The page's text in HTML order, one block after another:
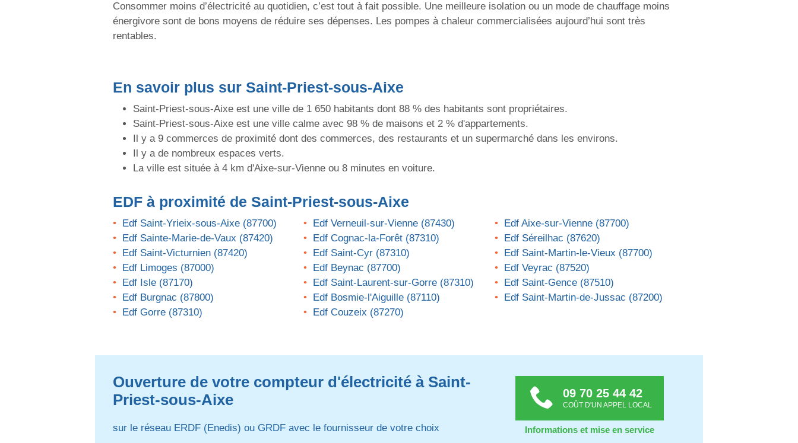
Consommer moins d’électricité au quotidien, c’est tout à fait possible. Une meilleure isolation ou un mode de chauffage moins
énergivore sont de bons moyens de réduire ses dépenses. Les pompes à chaleur commercialisées aujourd’hui sont très
rentables.
En savoir plus sur Saint-Priest-sous-Aixe
Saint-Priest-sous-Aixe est une ville de 1 650 habitants dont 88 % des habitants sont propriétaires.
Saint-Priest-sous-Aixe est une ville calme avec 98 % de maisons et 2 % d'appartements.
Il y a 9 commerces de proximité dont des commerces, des restaurants et un supermarché dans les environs.
Il y a de nombreux espaces verts.
La ville est située à 4 km d'Aixe-sur-Vienne ou 8 minutes en voiture.
EDF à proximité de Saint-Priest-sous-Aixe
Edf Saint-Yrieix-sous-Aixe (87700) Edf Verneuil-sur-Vienne (87430)
Edf Aixe-sur-Vienne (87700)
Edf Sainte-Marie-de-Vaux (87420)
Edf Cognac-la-Forêt (87310)
Edf Séreilhac (87620)
Edf Saint-Victurnien (87420)
Edf Saint-Cyr (87310)
Edf Saint-Martin-le-Vieux (87700)
Edf Limoges (87000)
Edf Beynac (87700)
Edf Veyrac (87520)
Edf Isle (87170)
Edf Saint-Laurent-sur-Gorre (87310)
Edf Saint-Gence (87510)
Edf Burgnac (87800)
Edf Bosmie-l'Aiguille (87110)
Edf Saint-Martin-de-Jussac (87200)
Edf Gorre (87310)
Edf Couzeix (87270)
Ouverture de votre compteur d'électricité à Saint-
Priest-sous-Aixe
sur le réseau ERDF (Enedis) ou GRDF avec le fournisseur de votre choix
09 70 25 44 42
COÛT D'UN APPEL LOCAL
Informations et mise en service